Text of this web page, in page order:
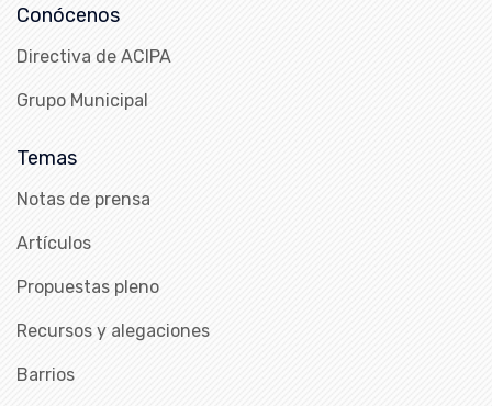
Conócenos
Directiva de ACIPA
Grupo Municipal
Temas
Notas de prensa
Artículos
Propuestas pleno
Recursos y alegaciones
Barrios